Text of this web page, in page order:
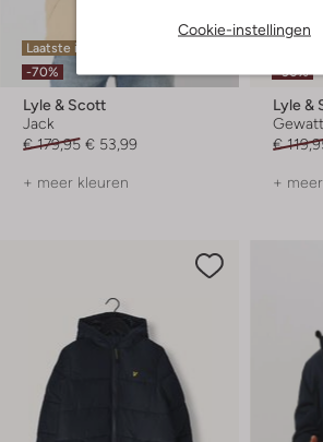
Cookie-instellingen
Laatste item
-70%
Lyle & Scott
Jack
€ 179,95 € 53,99
+ meer kleuren
-30%
Lyle &
€
+